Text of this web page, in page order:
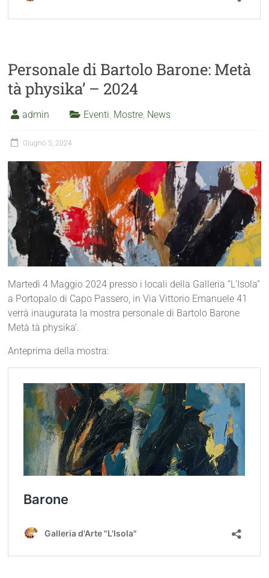
Personale di Bartolo Barone: Metà
tà physika’ – 2024
admin Eventi Mostre News
Giugno 5, 2024
Martedì 4 Maggio 2024 presso i locali della Galleria “L’Isola”
a Portopalo di Capo Passero, in Via Vittorio Emanuele 41
verrà inaugurata la mostra personale di Bartolo Barone
Metà tà physika’.
Anteprima della mostra: